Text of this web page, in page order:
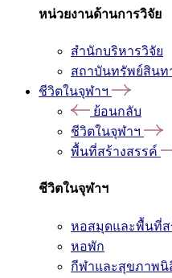
หน่วยงานด้านการวิจัย
สำนักบริหารวิจัย
สถาบันทรัพย์สิน
ชีวิตในจุฬาฯ
ย้อนกลับ
ชีวิตในจุฬาฯ
พื้นที่สร้างสรรค์
ชีวิตในจุฬาฯ
หอสมุดและพื้นที่ส
หอพัก
กีฬาและสุขภาพนิ